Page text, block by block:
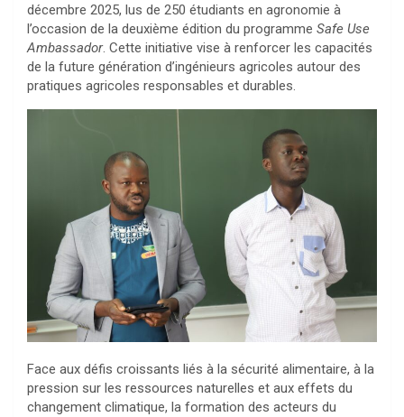
décembre 2025, lus de 250 étudiants en agronomie à
l’occasion de la deuxième édition du programme Safe Use
Ambassador. Cette initiative vise à renforcer les capacités
de la future génération d’ingénieurs agricoles autour des
pratiques agricoles responsables et durables.
Face aux défis croissants liés à la sécurité alimentaire, à la
pression sur les ressources naturelles et aux effets du
changement climatique, la formation des acteurs du